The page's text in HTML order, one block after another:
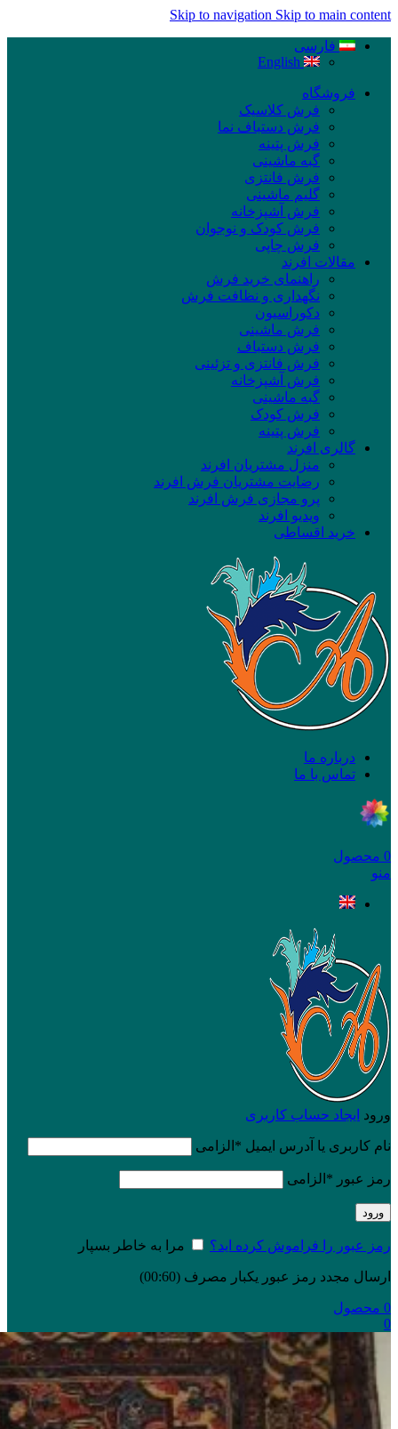
Skip to navigation Skip to main content
فارسی
English
فروشگاه
فرش کلاسیک
فرش دستباف نما
فرش پتینه
گبه ماشینی
فرش فانتزی
گلیم ماشینی
فرش آشپزخانه
فرش کودک و نوجوان
فرش چاپی
مقالات افرند
راهنمای خرید فرش
نگهداری و نظافت فرش
دکوراسیون
فرش ماشینی
فرش دستباف
فرش فانتزی و تزئینی
فرش آشپزخانه
گبه ماشینی
فرش کودک
فرش پتینه
گالری افرند
منزل مشتریان افرند
رضایت مشتریان فرش افرند
پرو مجازی فرش افرند
ویدیو افرند
خرید اقساطی
درباره ما
تماس با ما
0 محصول
منو
ورود ایجاد حساب کاربری
نام کاربری یا آدرس ایمیل * الزامی
رمز عبور * الزامی
ورود
رمز عبور را فراموش کرده اید؟ مرا به خاطر بسپار
ارسال مجدد رمز عبور یکبار مصرف (00:
60
)
0 محصول
0